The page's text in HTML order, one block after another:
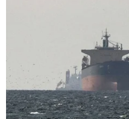
Điểm hẹn văn hóa mới
31/05/2026 04:38
'Thực đơn' sách phong